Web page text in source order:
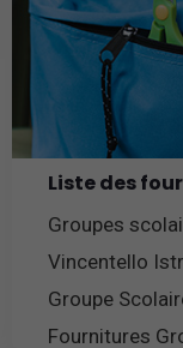
Liste des
Groupes
Vincentello
Groupe
Fournitures